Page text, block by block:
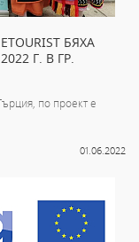
БЯХА
Г. В ГР.
по проект e
01.06.2022